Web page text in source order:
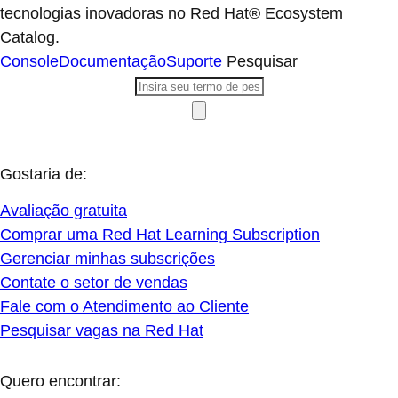
tecnologias inovadoras no Red Hat® Ecosystem
Catalog.
ConsoleDocumentaçãoSuporte Pesquisar
Gostaria de:
Avaliação gratuita
Comprar uma Red Hat Learning Subscription
Gerenciar minhas subscrições
Contate o setor de vendas
Fale com o Atendimento ao Cliente
Pesquisar vagas na Red Hat
Quero encontrar: